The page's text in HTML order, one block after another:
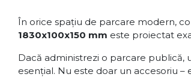
În orice spațiu de parcare modern,
1830x100x150 mm este proiectat
Dacă administrezi o parcare publică,
esențial. Nu este doar un accesoriu